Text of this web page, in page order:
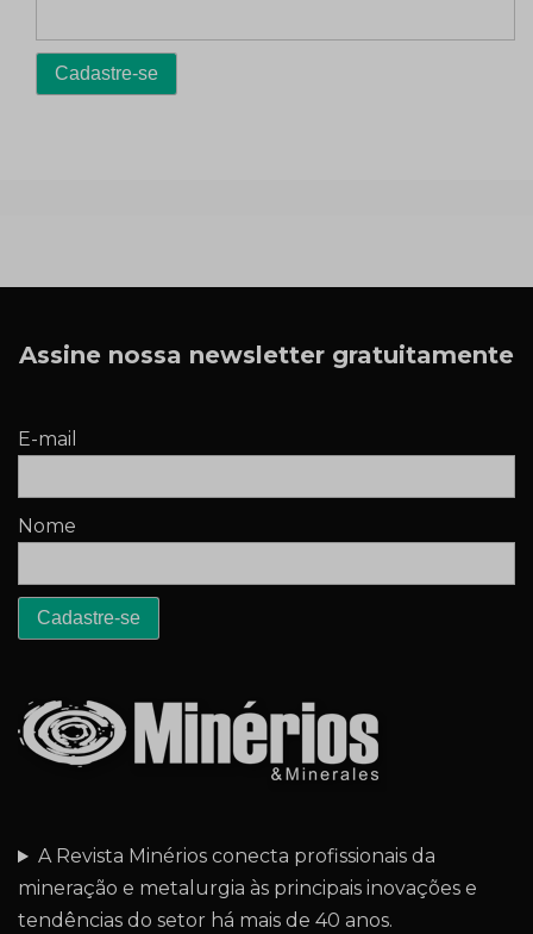
Assine nossa newsletter gratuitamente
E-mail
Nome
A Revista Minérios conecta profissionais da
mineração e metalurgia às principais inovações e
tendências do setor há mais de 40 anos.